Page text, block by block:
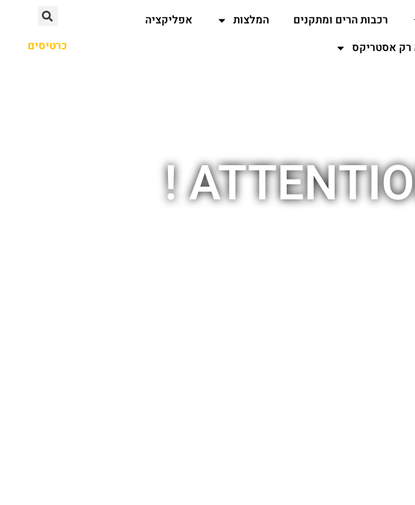
רכבות הרים ומתקנים המלצות
אפליקציה
רק אסטריקס
כרטיסים